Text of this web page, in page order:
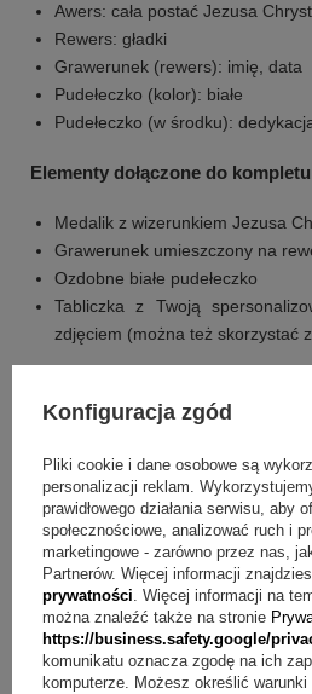
+4
Zobacz
Awers: cała postać Jezusa
Rewers: gładki
Grawerunek (rewers): imię, data
Pudełeczko (kolor): białe
Pudełeczko (w środku):
Elementy dołączone do kompletu
Medalik z wizerunkiem Jezusa
Grawerunek umieszczony na
Ozdobne białe pudełeczko
Tabliczka z Twoją
zdjęciem (można też skorzystać
Odpowiedź: Grawerunek
obejmuje imię oraz datę.
Pytanie:Jak przygotować treść
zestawu?Odpowiedź:Tabliczka
spersonalizowaną
dodatkowo możesz skorzystać z
Konfiguracja zgód
Pliki cookie i dane osobowe są
personalizacji reklam.
prawidłowego działania serwisu, aby
społecznościowe, analizować ruch i
marketingowe - zarówno przez nas,
Partnerów. Więcej informacji
prywatności. Więcej informacji na
można znaleźć także na stronie
https://business.safety.google/
komunikatu oznacza zgodę na ich
komputerze. Możesz określić